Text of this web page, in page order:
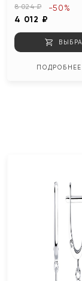
8 024 ₽
4 012 ₽
-50%
ПОДРОБНЕЕ